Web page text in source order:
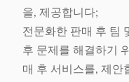
을, 제공합니다;
전문화한 판매 후 팀
후 문제를 해결하기
매 후 서비스를, 제안